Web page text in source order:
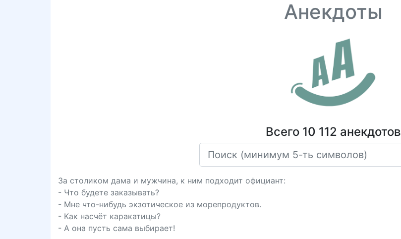
Анекдоты
Всего 10 112 анекдотов
За столиком дама и мужчина, к ним подходит официант:
- Что будете заказывать?
- Мне что-нибудь экзотическое из морепродуктов.
- Как насчёт каракатицы?
- А она пусть сама выбирает!